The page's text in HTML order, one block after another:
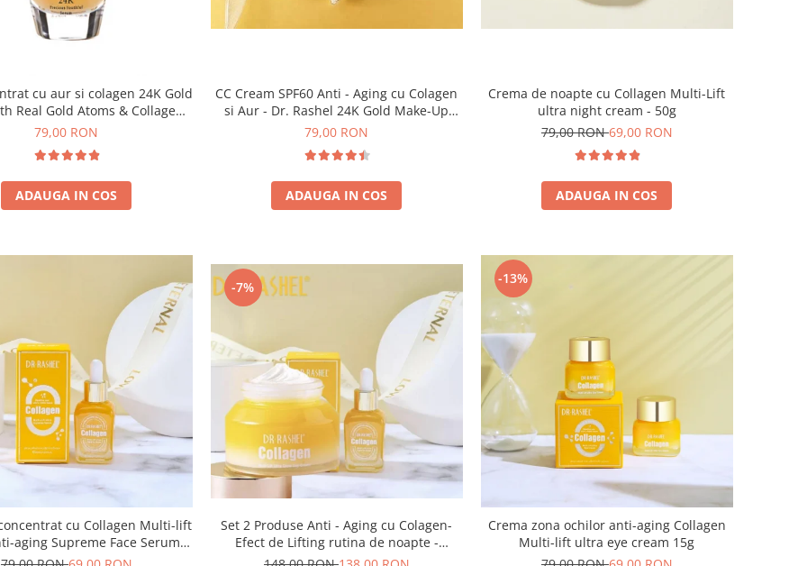
cu aur si colagen 24K Gold
Real Gold Atoms & Collagen -
40 ml
79,00 RON
ADAUGA IN COS
CC Cream SPF60 Anti - Aging cu Colagen
si Aur - Dr. Rashel 24K Gold Make-Up
Cover SPF60 50 ml
79,00 RON
ADAUGA IN COS
Crema de noapte cu Collagen Multi-Lift
ultra night cream - 50g
79,00 RON69,00 RON
ADAUGA IN COS
cu Collagen Multi-lift
aging Supreme Face Serum
30ml
-7%
Set 2 Produse Anti - Aging cu Colagen-
Efect de Lifting rutina de noapte -
Collagen Multi-Lift Ultra Skin Care Set
-13%
Crema zona ochilor anti-aging Collagen
Multi-lift ultra eye cream 15g